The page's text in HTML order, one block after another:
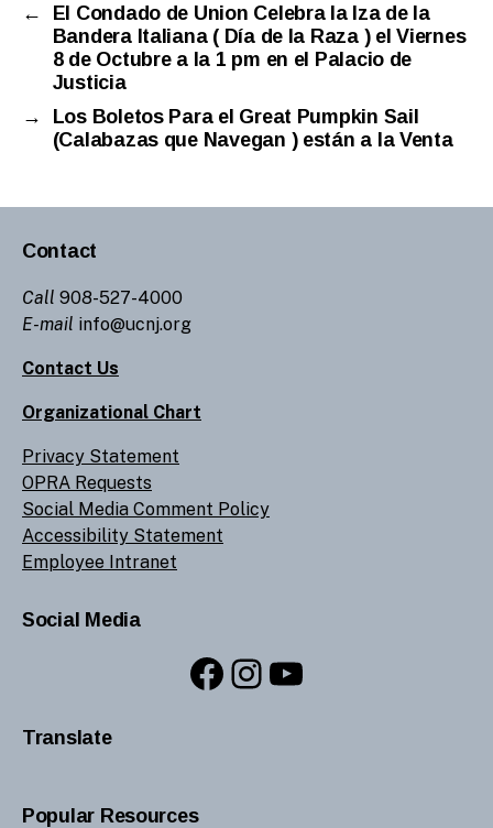
←
El Condado de Union Celebra la Iza de la
Bandera Italiana ( Día de la Raza ) el Viernes
8 de Octubre a la 1 pm en el Palacio de
Justicia
→
Los Boletos Para el Great Pumpkin Sail
(Calabazas que Navegan ) están a la Venta
Contact
Call 908-527-4000
E-mail info@ucnj.org
Contact Us
Organizational Chart
Privacy Statement
OPRA Requests
Social Media Comment Policy
Accessibility Statement
Employee Intranet
Social Media
Facebook
Instagram
YouTube
Translate
Popular Resources